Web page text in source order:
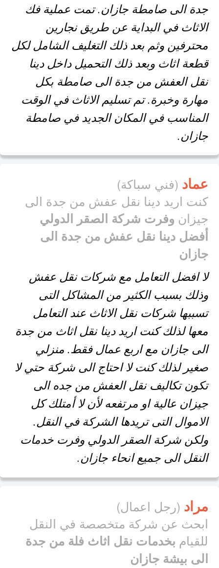
جدة الى صامطة جازان. تمت عملية فك
الاثاث في البداية عن طريق نجارين
محترفين وثم بعد ذلك التغليف الشامل لكل
قطعة اثاث وبعد ذلك التحميل داخل دينا
نقل العفش من جدة الى صامطة بكل
مهارة وخبرة. تم تسليم الاثاث في الوقت
المناسب في المكان الجديد في صامطة
جازان.
عماد (فني سباكة)
كنت اريد دينا نقل عفش من جدة الى
جيزانوفرت شركة الصقر الدولي
أفضل دينا نقل عفش من جدة الى
جازان
لا افضل التعامل مع شركات نقل عفش
وذلك بسبب الكثير من المشاكل التى
تسببها شركات نقل الاثاث عند التعامل
معها لذلك كنت اريد دينا نقل اثاث من جدة
الى جازان مع اربع عمال فقط. منزلي
صغير لذلك كنت لا احتاج الى شركة حتي لا
تكون تكاليف نقل العفش من جده الى
جيزان عالية او مرتفعه لأن لا أمتلك كل
الاموال التى تريدها الشركة في النقل.
ولكن شركة الصقر الدولي وفرت خدمات
النقل الى جميع انحاء جازان.
مراد (رجل اعمال)
ابحث عن شركة متخصصة في النقل
للقيامبخدمات نقل اثاث فلة من جدة
الى بيشة جازان